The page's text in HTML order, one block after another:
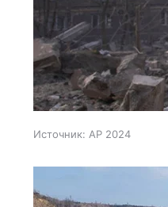
Источник: AP 2024